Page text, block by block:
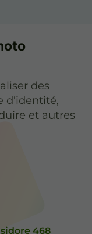
468
des
d'identité,
et autres